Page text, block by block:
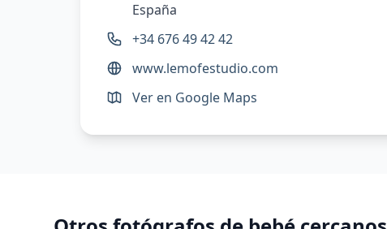
España
+34 676 49 42 42
www.lemofestudio.com
Ver en Google Maps